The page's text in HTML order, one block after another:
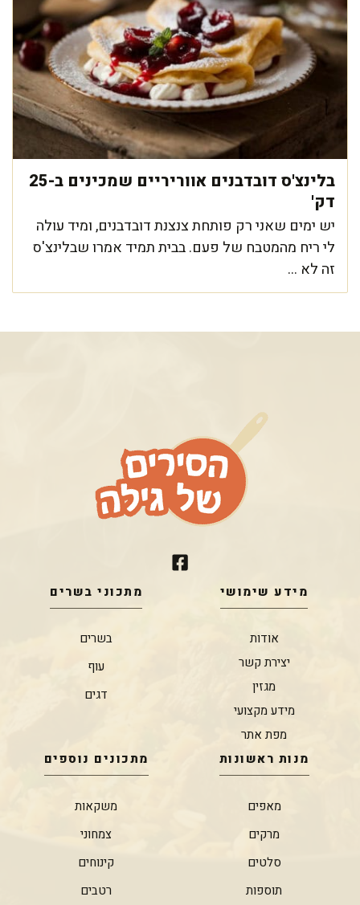
בלינצ'ס דובדבנים אווריריים שמכינים ב-25
דק'
יש ימים שאני רק פותחת צנצנת דובדבנים, ומיד עולה
לי ריח מהמטבח של פעם. בבית תמיד אמרו שבלינצ'ס
זה לא ...
מידע שימושי
אודות
יצירת קשר
מגזין
מידע מקצועי
מפת אתר
מתכוני בשרים
בשרים
עוף
דגים
מנות ראשונות
מאפים
מרקים
סלטים
תוספות
מתכונים נוספים
משקאות
צמחוני
קינוחים
רטבים